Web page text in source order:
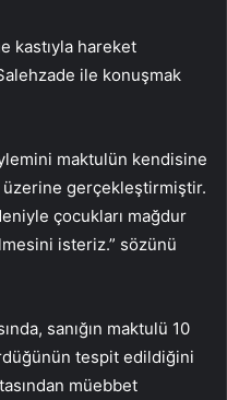
kastıyla hareket
ile konuşmak
maktulün kendisine
üzerine gerçekleştirmiştir.
çocukları mağdur
isteriz.” sözünü
sanığın maktulü 10
tespit edildiğini
müebbet